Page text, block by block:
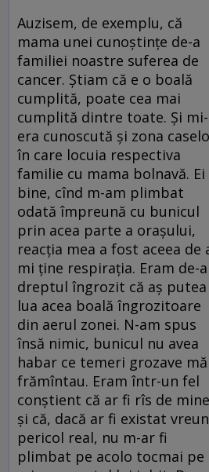
Auzisem, de exemplu, că
mama unei cunoștințe de-a
familiei noastre suferea de
cancer. Știam că e o boală
cumplită, poate cea mai
cumplită dintre toate. Și mi-
era cunoscută și zona
în care locuia respectiva
familie cu mama bolnavă. Ei
bine, cînd m-am plimbat
odată împreună cu bunicul
prin acea parte a orașului,
reacția mea a fost aceea de
mi ține respirația. Eram de-a
dreptul îngrozit că aș putea
lua acea boală îngrozitoare
din aerul zonei. N-am spus
însă nimic, bunicul nu avea
habar ce temeri grozave mă
frămîntau. Eram într-un fel
conștient că ar fi rîs de mine
și că, dacă ar fi existat vreun
pericol real, nu m-ar fi
plimbat pe acolo tocmai pe